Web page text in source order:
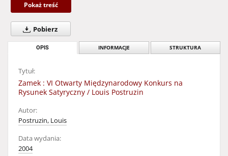
Pokaż treść
Pobierz
OPIS INFORMACJE STRUKTURA
Tytuł:
Zamek : VI Otwarty Międzynarodowy Konkurs na
Rysunek Satyryczny / Louis Postruzin
Autor:
Postruzin, Louis
Data wydania:
2004